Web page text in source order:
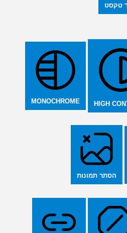
טקסט
HIGH
MONOCHROME
הסתר תמונות